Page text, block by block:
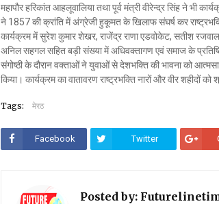
महापौर हरिकांत आहलूवालिया तथा पूर्व मंत्री वीरेन्द्र सिंह ने भी
ने 1857 की क्रांति में अंग्रेजी हुकूमत के खिलाफ संघर्ष कर
कार्यक्रम में सुरेश कुमार शेखर, राजेंद्र राणा एडवोकेट, सतीश
अनिल सहगल सहित बड़ी संख्या में अधिवक्तागण एवं समाज के
संगोष्ठी के दौरान वक्ताओं ने युवाओं से देशभक्ति की भावना को
किया। कार्यक्रम का वातावरण राष्ट्रभक्ति नारों और वीर शहीदों
Tags: मेरठ
Facebook Twitter
Posted by: